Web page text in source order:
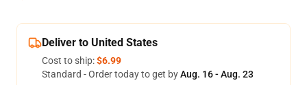
Deliver to United States
Cost to ship:$6.99
Standard - Order today to get byAug. 16 - Aug. 23